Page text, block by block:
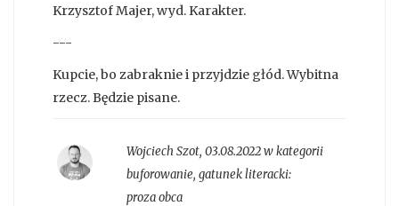
Krzysztof Majer, wyd. Karakter.
---
Kupcie, bo zabraknie i przyjdzie głód. Wybitna
rzecz. Będzie pisane.
Wojciech Szot, 03.08.2022 w kategorii
buforowanie, gatunek literacki:
proza obca